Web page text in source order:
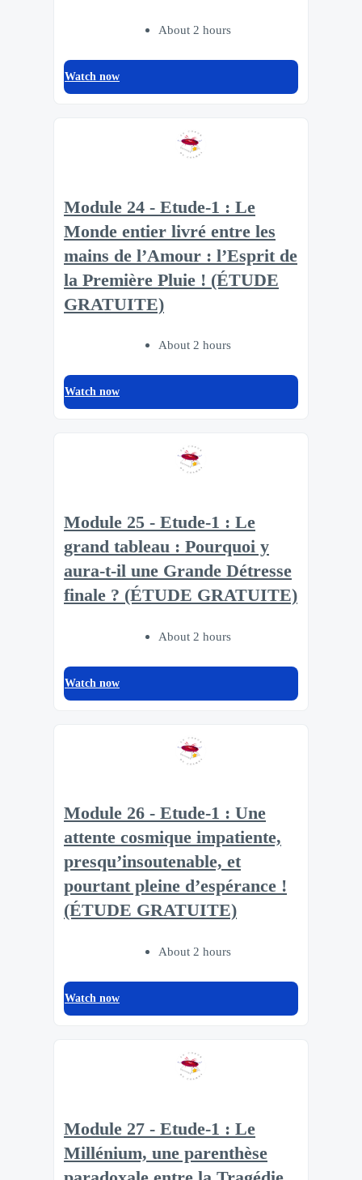
About 2 hours
Watch now
Module 24 - Etude-1 : Le
Monde entier livré entre les
mains de l’Amour : l’Esprit de
la Première Pluie ! (ÉTUDE
GRATUITE)
About 2 hours
Watch now
Module 25 - Etude-1 : Le
grand tableau : Pourquoi y
aura-t-il une Grande Détresse
finale ? (ÉTUDE GRATUITE)
About 2 hours
Watch now
Module 26 - Etude-1 : Une
attente cosmique impatiente,
presqu’insoutenable, et
pourtant pleine d’espérance !
(ÉTUDE GRATUITE)
About 2 hours
Watch now
Module 27 - Etude-1 : Le
Millénium, une parenthèse